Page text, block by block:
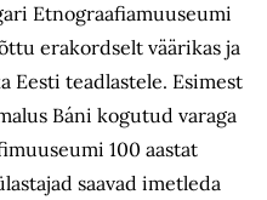
Etnograafiamuuseumi
erakordselt väärikas ja
Eesti teadlastele. Esimest
Báni kogutud varaga
100 aastat
saavad imetleda